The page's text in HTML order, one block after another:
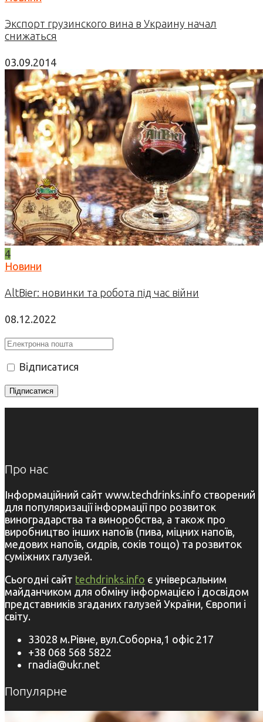
Экспорт грузинского вина в Украину начал
снижаться
03.09.2014
4
Новини
AltBier: новинки та робота під час війни
08.12.2022
Відписатися
Про нас
Інформаційний сайт www.techdrinks.info створений
для популяризації інформації про розвиток
виноградарства та виноробства, а також про
виробництво інших напоїв (пива, міцних напоїв,
медових напоїв, сидрів, соків тощо) та розвиток
суміжних галузей.
Сьогодні сайт techdrinks.info є універсальним
майданчиком для обміну інформацією і досвідом
представників згаданих галузей України, Європи і
світу.
33028 м.Рівне, вул.Соборна,1 офіс 217
+38 068 568 5822
rnadia@ukr.net
Популярне